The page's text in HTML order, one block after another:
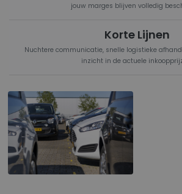
jouw marges blijven volledig
Korte Lijnen
Nuchtere communicatie, snelle logistieke
inzicht in de actuele